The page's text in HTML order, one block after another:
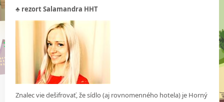
♣ rezort Salamandra HHT
Znalec vie dešifrovať, že sídlo (aj rovnomenného hotela) je Horný